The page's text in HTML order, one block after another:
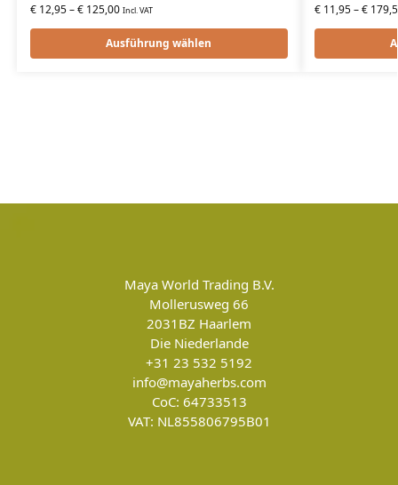
€12,95–€125,00 Incl. VAT
Ausführung wählen
€11,95–€
Maya World Trading B.V.
Mollerusweg 66
2031BZ Haarlem
Die Niederlande
+31 23 532 5192
info@mayaherbs.com
CoC: 64733513
VAT: NL855806795B01